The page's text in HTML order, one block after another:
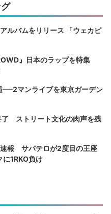
ルバムをリリース 「ウェカピ
』日本のラップを特集
マンライブを東京ガーデン
ストリート文化の肉声を残
速報 サバテロが2度目の王座
に1RKO負け